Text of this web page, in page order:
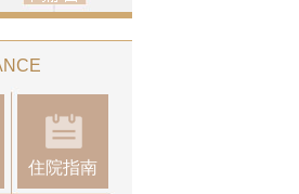
住院指南